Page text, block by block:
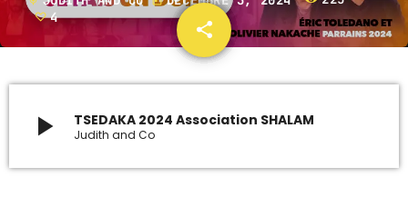
octobre 2023
septembre 2023
4
share
email
play_arrow TSEDAKA 2024 Association SHALAM
Judith and Co